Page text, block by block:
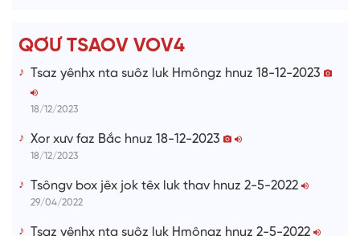
QƠƯ TSAOV VOV4
Tsaz yênhx nta suôz luk Hmôngz hnuz 18-12-2023
18/12/2023
Xor xưv faz Bắc hnuz 18-12-2023
18/12/2023
Tsôngv box jêx jok têx luk thav hnuz 2-5-2022
29/04/2022
Tsaz yênhx nta suôz luk Hmôngz hnuz 2-5-2022